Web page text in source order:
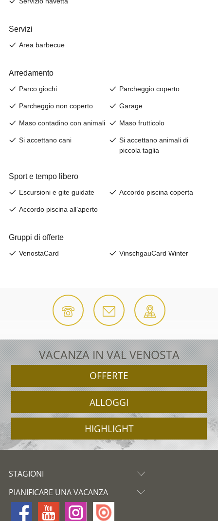
VACANZA IN VAL VENOSTA
OFFERTE
ALLOGGI
HIGHLIGHT
STAGIONI
PIANIFICARE UNA VACANZA